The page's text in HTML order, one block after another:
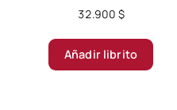
32.900 $
Añadir librito